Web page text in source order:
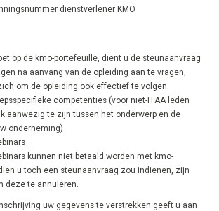
dienstverlener KMO
op de kmo-portefeuille, dient u de steunaanvraag
na aanvang van de opleiding aan te vragen,
om de opleiding ook effectief te volgen.
competenties ​(voor niet-ITAA leden
aanwezig te zijn tussen het onderwerp en de
onderneming)
kunnen niet betaald worden met kmo-
u toch een steunaanvraag zou indienen, zijn
deze te annuleren.
inschrijving uw gegevens te verstrekken geeft u aan